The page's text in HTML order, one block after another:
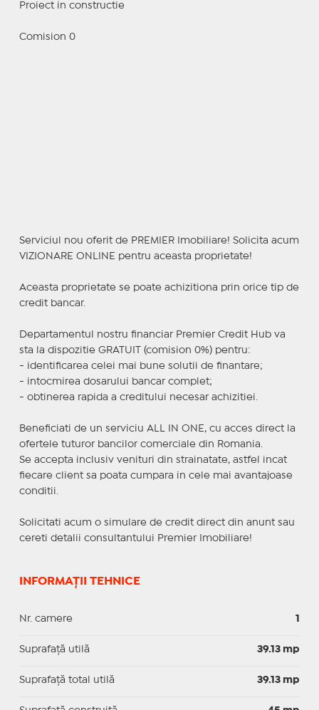
Proiect in constructie
Comision 0
Serviciul nou oferit de PREMIER Imobiliare! Solicita acum
VIZIONARE ONLINE pentru aceasta proprietate!
Aceasta proprietate se poate achizitiona prin orice tip de
credit bancar.
Departamentul nostru financiar Premier Credit Hub va
sta la dispozitie GRATUIT (comision 0%) pentru:
- identificarea celei mai bune solutii de finantare;
- intocmirea dosarului bancar complet;
- obtinerea rapida a creditului necesar achizitiei.
Beneficiati de un serviciu ALL IN ONE, cu acces direct la
ofertele tuturor bancilor comerciale din Romania.
Se accepta inclusiv venituri din strainatate, astfel incat
fiecare client sa poata cumpara in cele mai avantajoase
conditii.
Solicitati acum o simulare de credit direct din anunt sau
cereti detalii consultantului Premier Imobiliare!
INFORMAȚII TEHNICE
Nr. camere 1
Suprafaţă utilă 39.13 mp
Suprafaţă total utilă 39.13 mp